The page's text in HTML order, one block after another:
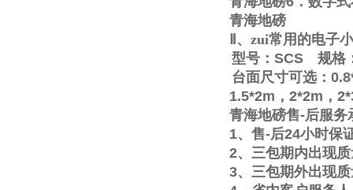
青海地磅
、zui常用的电子
型号： SCS
规格
台面尺寸可选：
1.5*2m ， 2*2m ，
青海地磅售-后服务
1、售-后24小时保
2、三包期内出现
3、三包期外出现